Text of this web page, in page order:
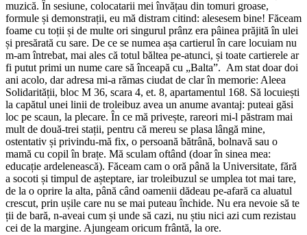
muzică. În sesiune, colocatarii mei învățau din tomuri groase,
formule și demonstrații, eu mă distram citind: alesesem bine! Făceam
foame cu toții și de multe ori singurul prânz era pâinea prăjită în ulei
și presărată cu sare. De ce se numea așa cartierul în care locuiam nu
m-am întrebat, mai ales că totul băltea pe-atunci, și toate cartierele ar
fi putut primi un nume care să înceapă cu „Balta”. Am stat doar doi
ani acolo, dar adresa mi-a rămas ciudat de clar în memorie: Aleea
Solidarității, bloc M 36, scara 4, et. 8, apartamentul 168. Să locuiești
la capătul unei linii de troleibuz avea un anume avantaj: puteai găsi
loc pe scaun, la plecare. În ce mă privește, rareori mi-l păstram mai
mult de două-trei stații, pentru că mereu se plasa lângă mine,
ostentativ și privindu-mă fix, o persoană bătrână, bolnavă sau o
mamă cu copil în brațe. Mă sculam oftând (doar în sinea mea:
educație ardelenească). Făceam cam o oră până la Universitate, fără
a socoti și timpul de așteptare, iar troleibuzul se umplea tot mai tare,
de la o oprire la alta, până când oamenii dădeau pe-afară ca aluatul
crescut, prin ușile care nu se mai puteau închide. Nu era nevoie să te
ții de bară, n-aveai cum și unde să cazi, nu știu nici azi cum rezistau
cei de la margine. Ajungeam oricum frântă, la ore.